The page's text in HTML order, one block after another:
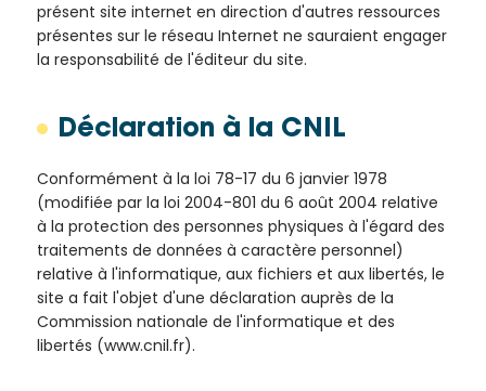
présent site internet en direction d'autres ressources
présentes sur le réseau Internet ne sauraient engager
la responsabilité de l'éditeur du site.
Déclaration à la CNIL
Conformément à la loi 78-17 du 6 janvier 1978
(modifiée par la loi 2004-801 du 6 août 2004 relative
à la protection des personnes physiques à l'égard des
traitements de données à caractère personnel)
relative à l'informatique, aux fichiers et aux libertés, le
site a fait l'objet d'une déclaration auprès de la
Commission nationale de l'informatique et des
libertés (www.cnil.fr).